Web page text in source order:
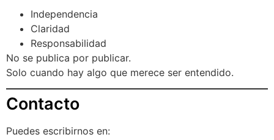
Independencia
Claridad
Responsabilidad
No se publica por publicar.
Solo cuando hay algo que merece ser entendido.
Contacto
Puedes escribirnos en: